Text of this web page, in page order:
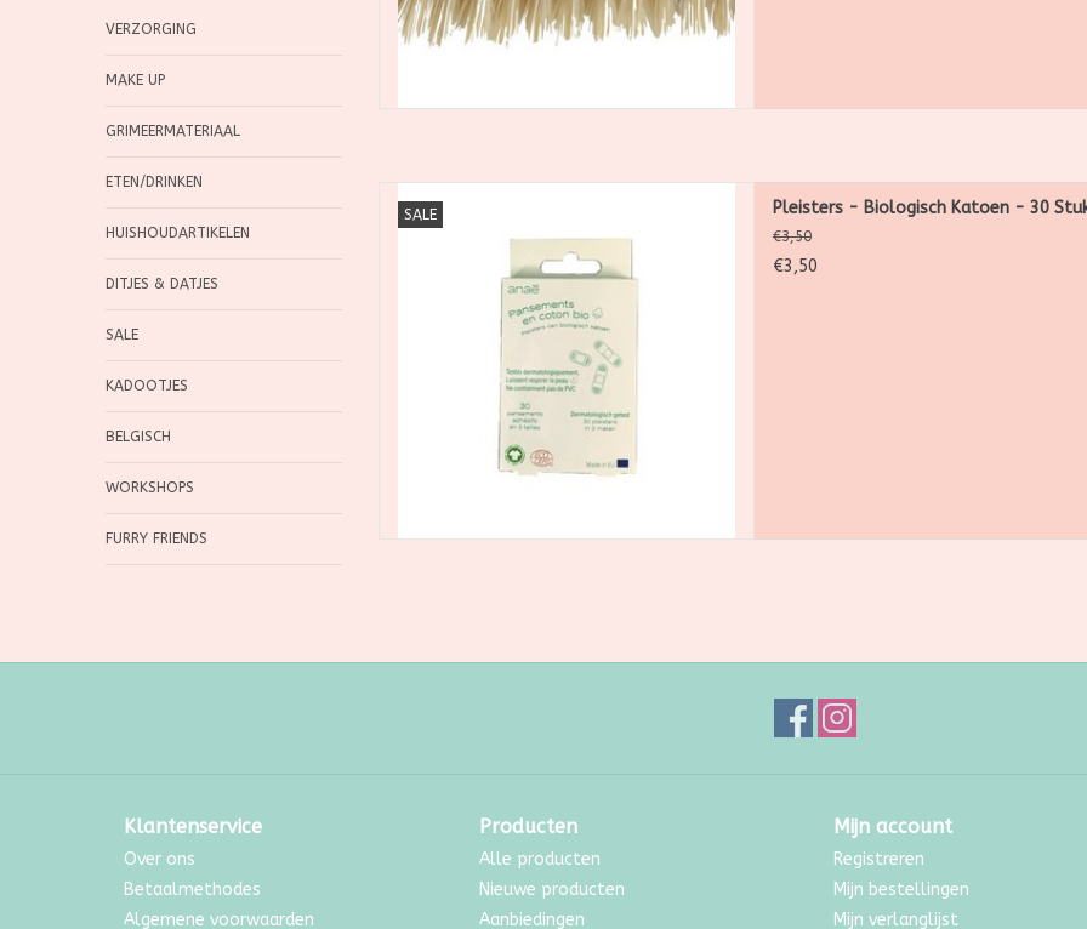
VERZORGING
MAKE UP
GRIMEERMATERIAAL
ETEN/DRINKEN
HUISHOUDARTIKELEN
DITJES & DATJES
SALE
KADOOTJES
BELGISCH
WORKSHOPS
FURRY FRIENDS
SALE
biologisch katoen en 22% GOTS-gecertificeerde
lijm. Het doosje bevat 30 pleisters, in 3
verschillende maten.
TOEVOEGEN AAN WINKELWAGEN
Pleisters - Biologisch Katoen - 30
€3,50
€3,50
Klantenservice
Over ons
Betaalmethodes
Algemene voorwaarden
Producten
Alle producten
Nieuwe producten
Aanbiedingen
Mijn account
Registreren
Mijn bestellingen
Mijn verlanglijst